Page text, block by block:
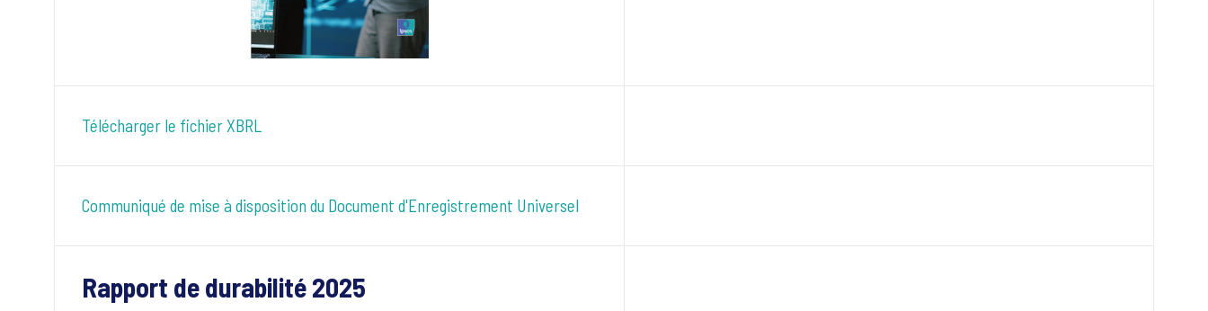
Télécharger le fichier XBRL
Communiqué de mise à disposition du Document d'Enregistrement Universel
Rapport de durabilité 2025